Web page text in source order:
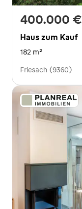
400.000 €
Haus zum Kauf
182 m²
Friesach (9360)